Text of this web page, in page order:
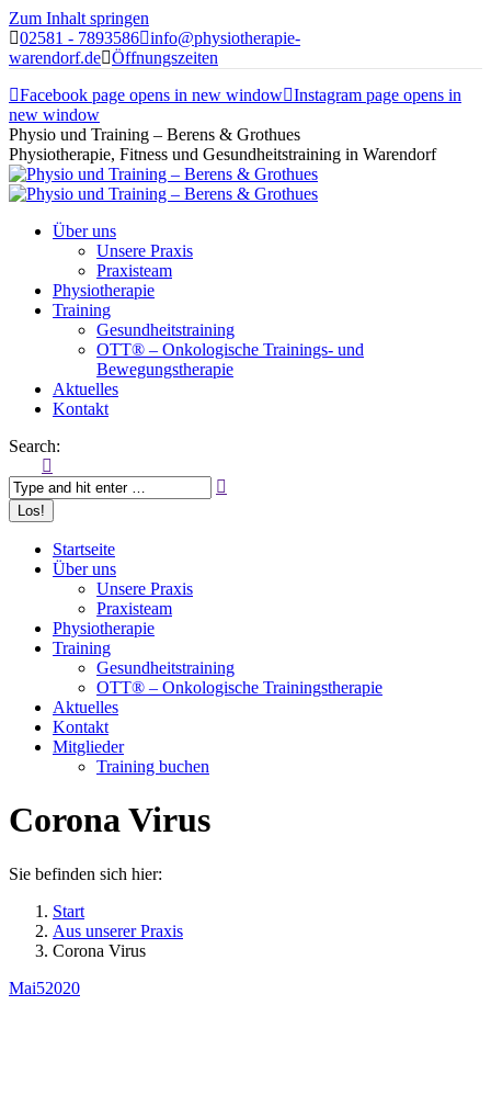
Zum Inhalt springen
02581 - 7893586 info@physiotherapie-
warendorf.de Öffnungszeiten
Facebook page opens in new window Instagram page opens in
new window
Physio und Training – Berens & Grothues
Physiotherapie, Fitness und Gesundheitstraining in Warendorf
Über uns
Unsere Praxis
Praxisteam
Physiotherapie
Training
Gesundheitstraining
OTT® – Onkologische Trainings- und
Bewegungstherapie
Aktuelles
Kontakt
Search:
Startseite
Über uns
Unsere Praxis
Praxisteam
Physiotherapie
Training
Gesundheitstraining
OTT® – Onkologische Trainingstherapie
Aktuelles
Kontakt
Mitglieder
Training buchen
Corona Virus
Sie befinden sich hier:
Start
Aus unserer Praxis
Corona Virus
Mai52020